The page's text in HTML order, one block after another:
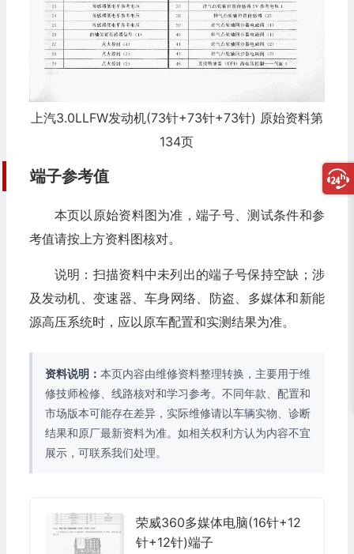
上汽3.0LLFW发动机(73针+73针+73针) 原始资料第
134页
端子参考值
本页以原始资料图为准，端子号、测试条件和参
考值请按上方资料图核对。
说明：扫描资料中未列出的端子号保持空缺；涉
及发动机、变速器、车身网络、防盗、多媒体和新能
源高压系统时，应以原车配置和实测结果为准。
资料说明： 本页内容由维修资料整理转换，主要用于维
修技师检修、线路核对和学习参考。不同年款、配置和
市场版本可能存在差异，实际维修请以车辆实物、诊断
结果和原厂最新资料为准。如相关权利方认为内容不宜
展示，可联系我们处理。
荣威360多媒体电脑(16针+12
针+12针)端子